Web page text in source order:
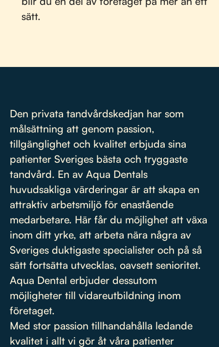
sätt.
Den privata tandvårdskedjan har som
målsättning att genom passion,
tillgänglighet och kvalitet erbjuda sina
patienter Sveriges bästa och tryggaste
tandvård. En av Aqua Dentals
huvudsakliga värderingar är att skapa en
attraktiv arbetsmiljö för enastående
medarbetare. Här får du möjlighet att växa
inom ditt yrke, att arbeta nära några av
Sveriges duktigaste specialister och på så
sätt fortsätta utvecklas, oavsett senioritet.
Aqua Dental erbjuder dessutom
möjligheter till vidareutbildning inom
företaget.
Med stor passion tillhandahålla ledande
kvalitet i allt vi gör åt våra patienter